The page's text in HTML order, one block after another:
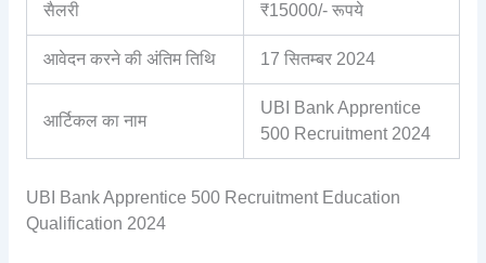
सैलरी ₹15000/- रूपये
आवेदन करने की अंतिम तिथि 17 सितम्बर 2024
आर्टिकल का नाम
UBI Bank Apprentice
500 Recruitment 2024
UBI Bank Apprentice 500 Recruitment Education
Qualification 2024